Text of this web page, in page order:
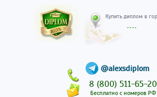
@alexsdiplom
8 (800) 511-65-20
Бесплатно с номеров РФ